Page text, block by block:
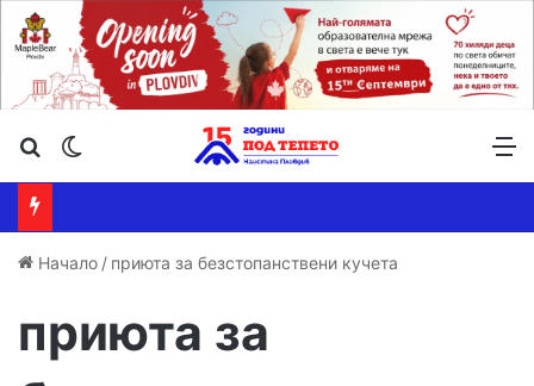
Търсене ...
Начало / приюта за безстопанствени кучета
приюта за